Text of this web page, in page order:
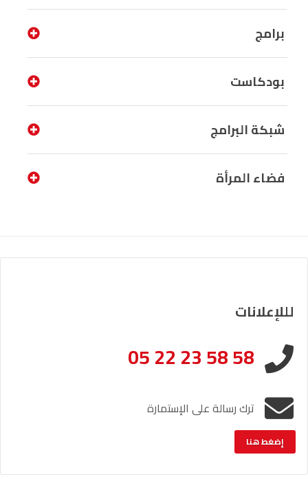
برامج
بودكاست
شبكة البرامج
فضاء المرأة
لللإعلانات
05 22 23 58 58
ترك رسالة على الإستمارة
إضغط هنا